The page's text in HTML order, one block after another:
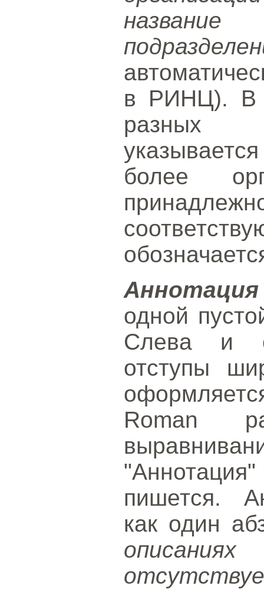
в РИНЦ). В
разных
более
Аннотация
одной
Слева и
отступы
Roman
пишется.
как один